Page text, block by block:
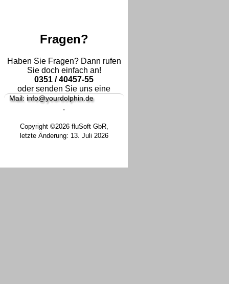
Fragen?
Haben Sie Fragen? Dann rufen
Sie doch einfach an!
0351 / 40457-55
oder senden Sie uns eine
Mail: info@yourdolphin.de
.
Copyright ©2026 fluSoft GbR,
letzte Änderung: 13. Juli 2026